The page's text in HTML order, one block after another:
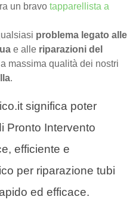
un bravotapparellista a
problema legato alle
e alle riparazioni del
massima qualità dei nostri
.
significa poter
Pronto Intervento
efficiente e
per riparazione tubi
ed efficace.